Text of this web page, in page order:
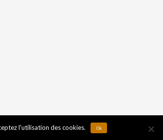
l'utilisation des cookies. Ok